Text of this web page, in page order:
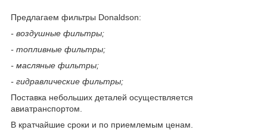
Предлагаем фильтры Donaldson:
- воздушные фильтры;
- топливные фильтры;
- масляные фильтры;
- гидравлические фильтры;
Поставка небольших деталей осуществляется
авиатранспортом.
В кратчайшие сроки и по приемлемым ценам.